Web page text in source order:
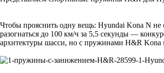
Чтобы прояснить одну вещь: Hyundai Kona N
разогнаться до 100 км/ч за 5,5 секунды —
архитектуры шасси, но с пружинами H&R Kona